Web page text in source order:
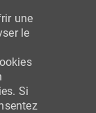
une
le
Si